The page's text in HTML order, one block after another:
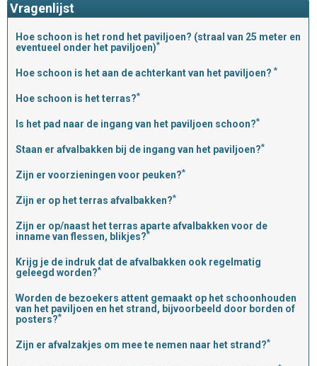
Vragenlijst
Hoe schoon is het rond het paviljoen? (straal van 25 meter en
eventueel onder het paviljoen)*
Hoe schoon is het aan de achterkant van het paviljoen? *
Hoe schoon is het terras?*
Is het pad naar de ingang van het paviljoen schoon?*
Staan er afvalbakken bij de ingang van het paviljoen?*
Zijn er voorzieningen voor peuken?*
Zijn er op het terras afvalbakken?*
Zijn er op/naast het terras aparte afvalbakken voor de
inname van flessen, blikjes?*
Krijg je de indruk dat de afvalbakken ook regelmatig
geleegd worden?*
Worden de bezoekers attent gemaakt op het schoonhouden
van het paviljoen en het strand, bijvoorbeeld door borden of
posters?*
Zijn er afvalzakjes om mee te nemen naar het strand?*